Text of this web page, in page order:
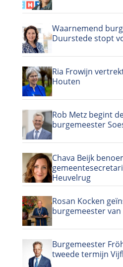
Waarnemend
Duurstede stopt
Ria Frowijn
Houten
Rob Metz begint
burgemeester
Chava Beijk
Heuvelrug
Rosan Kocken
burgemeester van
Burgemeester
tweede termijn